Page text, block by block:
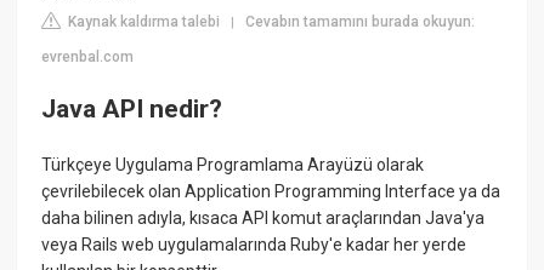
Kaynak kaldırma talebi |Cevabın tamamını burada okuyun:
evrenbal.com
Java API nedir?
Türkçeye Uygulama Programlama Arayüzü olarak
çevrilebilecek olan Application Programming Interface ya da
daha bilinen adıyla, kısaca API komut araçlarından Java'ya
veya Rails web uygulamalarında Ruby'e kadar her yerde